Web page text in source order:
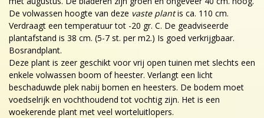
De volwassen hoogte van deze vaste plantis ca. 110 cm.
Verdraagt een temperatuur tot -20 gr. C. De geadviseerde
plantafstand is 38 cm. (5-7 st. per m2.) Is goed verkrijgbaar.
Bosrandplant.
Deze plant is zeer geschikt voor vrij open tuinen met slechts een
enkele volwassen boom of heester. Verlangt een licht
beschaduwde plek nabij bomen en heesters. De bodem moet
voedselrijk en vochthoudend tot vochtig zijn. Het is een
woekerende plant met veel worteluitlopers.